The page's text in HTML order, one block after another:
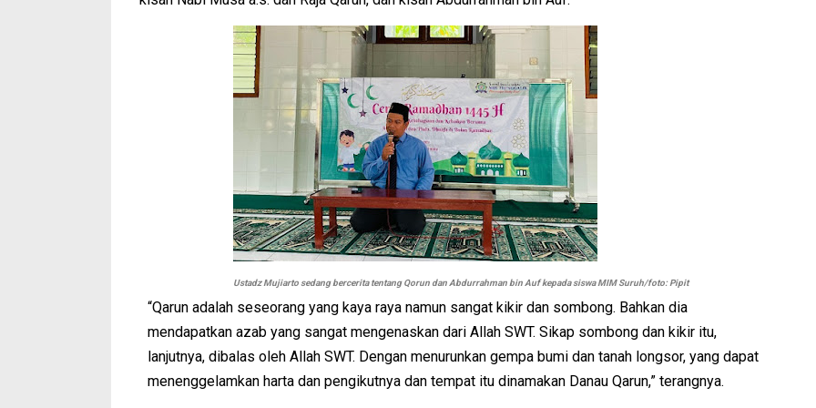
Ustadz Mujiarto sedang bercerita tentang Qorun dan Abdurrahman bin Auf kepada siswa MIM Suruh/foto: Pipit
“Qarun adalah seseorang yang kaya raya namun sangat kikir dan sombong. Bahkan dia
mendapatkan azab yang sangat mengenaskan dari Allah SWT. Sikap sombong dan kikir itu,
lanjutnya, dibalas oleh Allah SWT. Dengan menurunkan gempa bumi dan tanah longsor, yang dapat
menenggelamkan harta dan pengikutnya dan tempat itu dinamakan Danau Qarun,” terangnya.